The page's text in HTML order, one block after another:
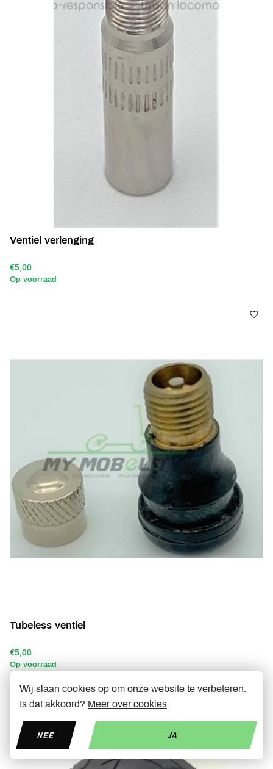
Ventiel verlenging
€5,00
Op voorraad
Tubeless ventiel
€5,00
Op voorraad
-33%
Wij slaan cookies op om onze website te verbeteren.
Is dat akkoord? Meer over cookies
NEE JA